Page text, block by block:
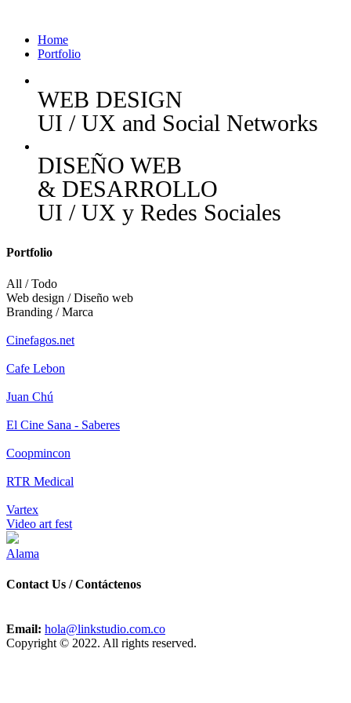
Home
Portfolio
WEB DESIGN
UI / UX and Social Networks
DISEÑO WEB
& DESARROLLO
UI / UX y Redes Sociales
Portfolio
All / Todo
Web design / Diseño web
Branding / Marca
Cinefagos.net
Cafe Lebon
Juan Chú
El Cine Sana - Saberes
Coopmincon
RTR Medical
Vartex
Video art fest
Alama
Contact Us / Contáctenos
Email: hola@linkstudio.com.co
Copyright © 2022. All rights reserved.